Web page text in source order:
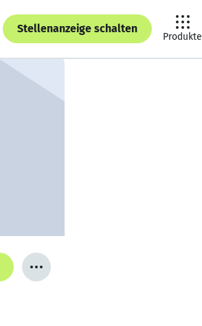
Stellenanzeige schalten
Produkte